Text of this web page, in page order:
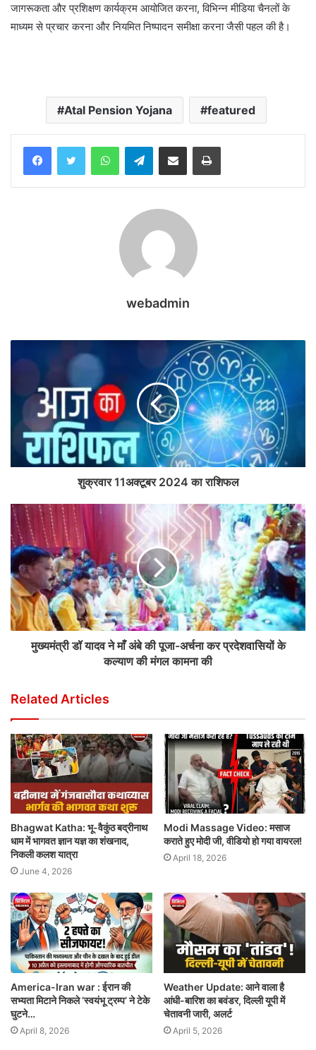
जागरूकता और प्रशिक्षण कार्यक्रम आयोजित करना, विभिन्न मीडिया चैनलों के
माध्यम से प्रचार करना और नियमित निष्पादन समीक्षा करना जैसी पहल की है।
Atal Pension Yojana featured
WhatsAppTelegramShare via Email Print
webadmin
शुक्रवार 11अक्टूबर 2024 का राशिफल
मुख्यमंत्री डॉ यादव ने माँ अंबे की पूजा-अर्चना कर प्रदेशवासियों के
कल्याण की मंगल कामना की
Related Articles
Bhagwat Katha: भू-वैकुंठ बद्रीनाथ
धाम में भागवत ज्ञान यज्ञ का शंखनाद,
निकली कलश यात्रा
June 4, 2026
Modi Massage Video: मसाज
कराते हुए मोदी जी, वीडियो हो गया वायरल!
April 18, 2026
America-Iran war : ईरान की
सभ्यता मिटाने निकले ‘स्वयंभू ट्रम्प’ ने टेके
घुटने…
April 8, 2026
Weather Update: आने वाला है
आंधी-बारिश का बवंडर, दिल्ली यूपी में
चेतावनी जारी, अलर्ट
April 5, 2026